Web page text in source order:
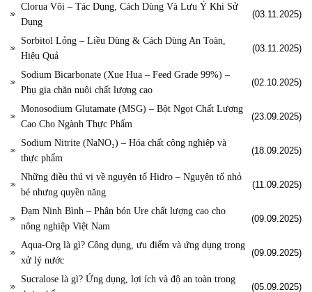
Clorua Vôi – Tác Dụng, Cách Dùng Và Lưu Ý Khi Sử
Dụng
(03.11.2025)
Sorbitol Lỏng – Liều Dùng & Cách Dùng An Toàn,
Hiệu Quả
(03.11.2025)
Sodium Bicarbonate (Xue Hua – Feed Grade 99%) –
Phụ gia chăn nuôi chất lượng cao
(02.10.2025)
Monosodium Glutamate (MSG) – Bột Ngọt Chất Lượng
Cao Cho Ngành Thực Phẩm
(23.09.2025)
Sodium Nitrite (NaNO₂) – Hóa chất công nghiệp và
thực phẩm
(18.09.2025)
Những điều thú vị về nguyên tố Hidro – Nguyên tố nhỏ
bé nhưng quyền năng
(11.09.2025)
Đạm Ninh Bình – Phân bón Ure chất lượng cao cho
nông nghiệp Việt Nam
(09.09.2025)
Aqua-Org là gì? Công dụng, ưu điểm và ứng dụng trong
xử lý nước
(09.09.2025)
Sucralose là gì? Ứng dụng, lợi ích và độ an toàn trong
(05.09.2025)